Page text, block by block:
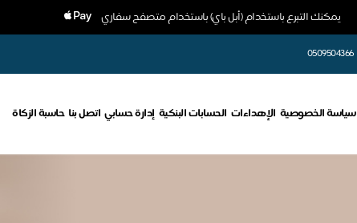
يمكنك التبرع باستخدام (أبل باي) باستخدام متصفح سفاري
0509504366
سياسة الخصوصية الإهداءات الحسابات البنكية إدارة حسابي اتصل بنا حاسبة الزكاة